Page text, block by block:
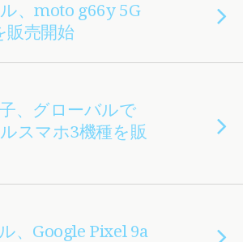
、moto g66y 5G
販売開始
、グローバルで
スマホ3機種を販
、Google Pixel 9a